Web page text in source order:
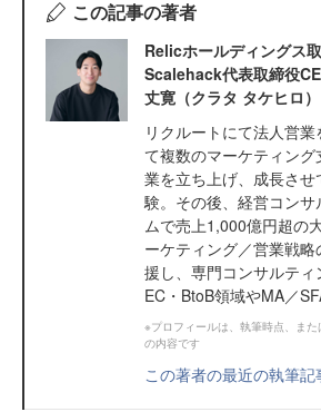
この記事の著者
Relicホールディングス
Scalehack代表取締役
丈寛（クラタ タケヒロ）
リクルートにて法人営
て複数のマーケティン
業を立ち上げ、成長させ
験。その後、経営コン
ムで売上1,000億円超の
ーケティング／営業戦
援し、専門コンサルテ
EC・BtoB領域やMA／
※プロフィールは、執筆時点、ま
の内容です
この著者の最近の執筆記